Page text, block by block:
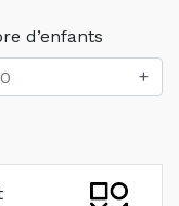
d’enfants
+